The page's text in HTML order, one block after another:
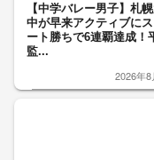
【中学バレー男子】札
中が早来アクティブに
ート勝ちで6連覇達成！
監...
2026年8